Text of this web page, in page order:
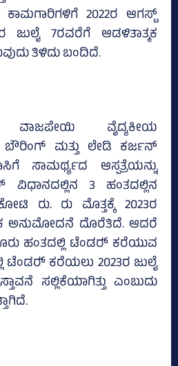
ಕಾಮಗಾರಿಗಳಿಗೆ 2022ರ ಆಗಸ್ಟ್‌
ಜುಲೈ 7ರವರೆಗೆ ಆಡಳಿತಾತ್ಮಕ
ತಿಳಿದು ಬಂದಿದೆ.
ವೈದ್ಯಕೀಯ
ಬೌರಿಂಗ್‌ ಮತ್ತು ಲೇಡಿ ಕರ್ಜನ್‌
ಸಾಮರ್ಥ್ಯದ ಆಸ್ಪತ್ರೆಯನ್ನು
ವಿಧಾನದಲ್ಲಿನ 3 ಹಂತದಲ್ಲಿನ
ರು. ರು ಮೊತ್ತಕ್ಕೆ 2023ರ
ಅನುಮೋದನೆ ದೊರೆತಿದೆ. ಆದರೆ
ಹಂತದಲ್ಲಿ ಟೆಂಡರ್‍‌ ಕರೆಯುವ
ಟೆಂಡರ್‍‌ ಕರೆಯಲು 2023ರ ಜುಲೈ
ಸಲ್ಲಿಕೆಯಾಗಿತ್ತು ಎಂಬುದು